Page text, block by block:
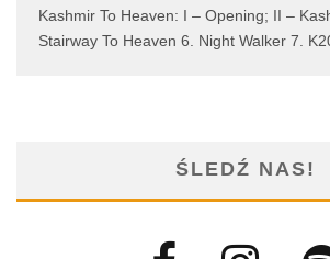
Kashmir To Heaven: I – Opening; II –
Stairway To Heaven 6. Night Walker 7.
ŚLEDŹ NAS!